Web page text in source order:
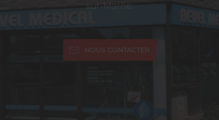
sur-Marne.
NOUS CONTACTER